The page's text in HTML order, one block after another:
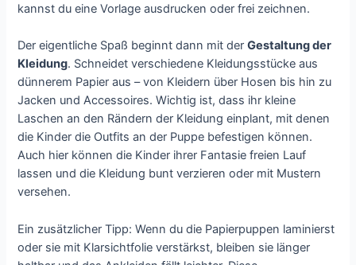
kannst du eine Vorlage ausdrucken oder frei zeichnen.
Der eigentliche Spaß beginnt dann mit derGestaltung der
Kleidung. Schneidet verschiedene Kleidungsstücke aus
dünnerem Papier aus – von Kleidern über Hosen bis hin zu
Jacken und Accessoires. Wichtig ist, dass ihr kleine
Laschen an den Rändern der Kleidung einplant, mit denen
die Kinder die Outfits an der Puppe befestigen können.
Auch hier können die Kinder ihrer Fantasie freien Lauf
lassen und die Kleidung bunt verzieren oder mit Mustern
versehen.
Ein zusätzlicher Tipp: Wenn du die Papierpuppen laminierst
oder sie mit Klarsichtfolie verstärkst, bleiben sie länger